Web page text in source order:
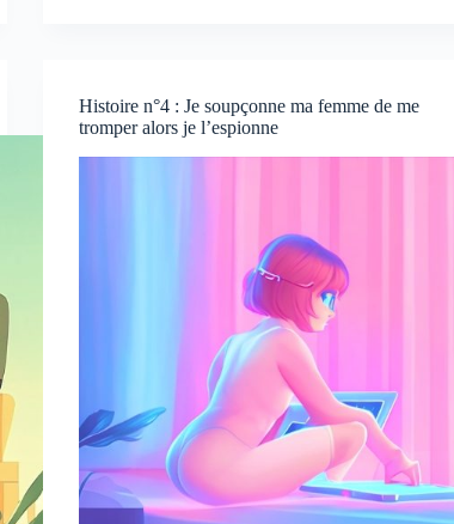
Histoire n°4 : Je soupçonne ma femme de me
tromper alors je l’espionne